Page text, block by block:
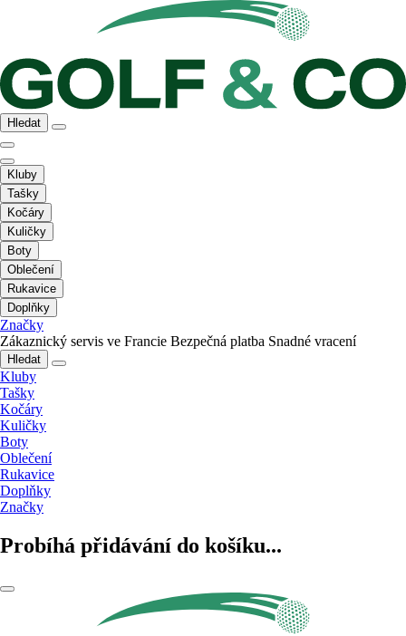
Hledat
Kluby
Tašky
Kočáry
Kuličky
Boty
Oblečení
Rukavice
Doplňky
Značky
Zákaznický servis ve Francie Bezpečná platba Snadné vracení
Hledat
Kluby
Tašky
Kočáry
Kuličky
Boty
Oblečení
Rukavice
Doplňky
Značky
Probíhá přidávání do košíku...